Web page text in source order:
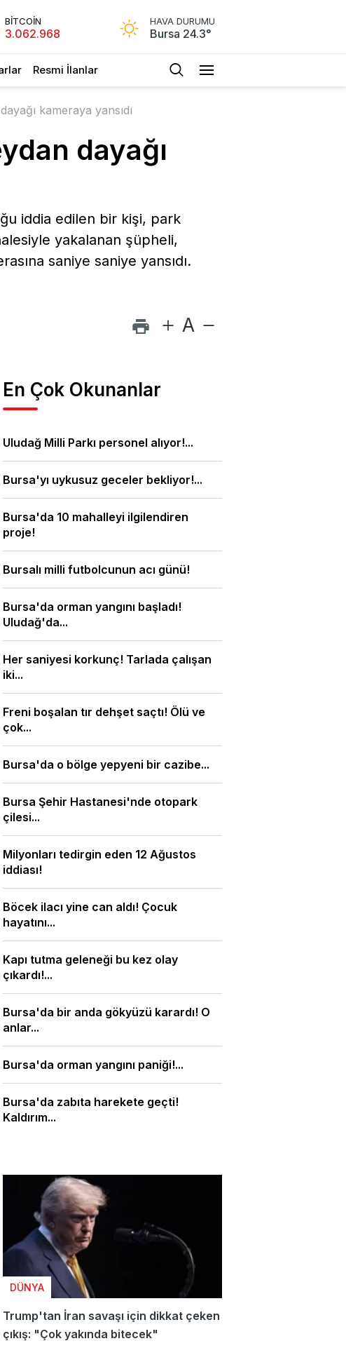
BİTCOİN
3.062.968
HAVA DURUMU
Bursa 24.3°
Resmi İlanlar
kameraya yansıdı
dayağı
iddia edilen bir kişi, park
yakalanan şüpheli,
saniye saniye yansıdı.
A
En Çok Okunanlar
Uludağ Milli Parkı personel alıyor!...
Bursa'yı uykusuz geceler bekliyor!...
Bursa'da 10 mahalleyi ilgilendiren
proje!
Bursalı milli futbolcunun acı günü!
Bursa'da orman yangını başladı!
Uludağ'da...
Her saniyesi korkunç! Tarlada çalışan
iki...
Freni boşalan tır dehşet saçtı! Ölü ve
çok...
Bursa'da o bölge yepyeni bir cazibe...
Bursa Şehir Hastanesi'nde otopark
çilesi...
Milyonları tedirgin eden 12 Ağustos
iddiası!
Böcek ilacı yine can aldı! Çocuk
hayatını...
Kapı tutma geleneği bu kez olay
çıkardı!...
Bursa'da bir anda gökyüzü karardı! O
anlar...
Bursa'da orman yangını paniği!...
Bursa'da zabıta harekete geçti!
Kaldırım...
DÜNYA
Trump'tan İran savaşı için dikkat çeken
çıkış: "Çok yakında bitecek"